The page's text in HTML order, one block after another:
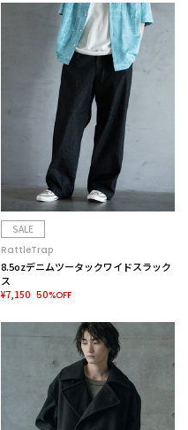
SALE
RattleTrap
8.5ozデニムツータックワイドスラック
ス
¥7,150 50%OFF